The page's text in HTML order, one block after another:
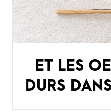
ET LES
DURS